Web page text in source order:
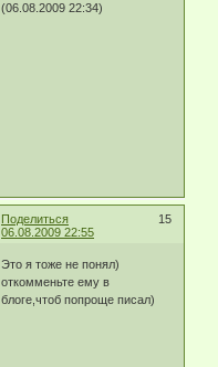
(06.08.2009 22:34)
Поделиться
15
06.08.2009 22:55
Это я тоже не понял)
откомменьте ему в
блоге,чтоб попроще писал)